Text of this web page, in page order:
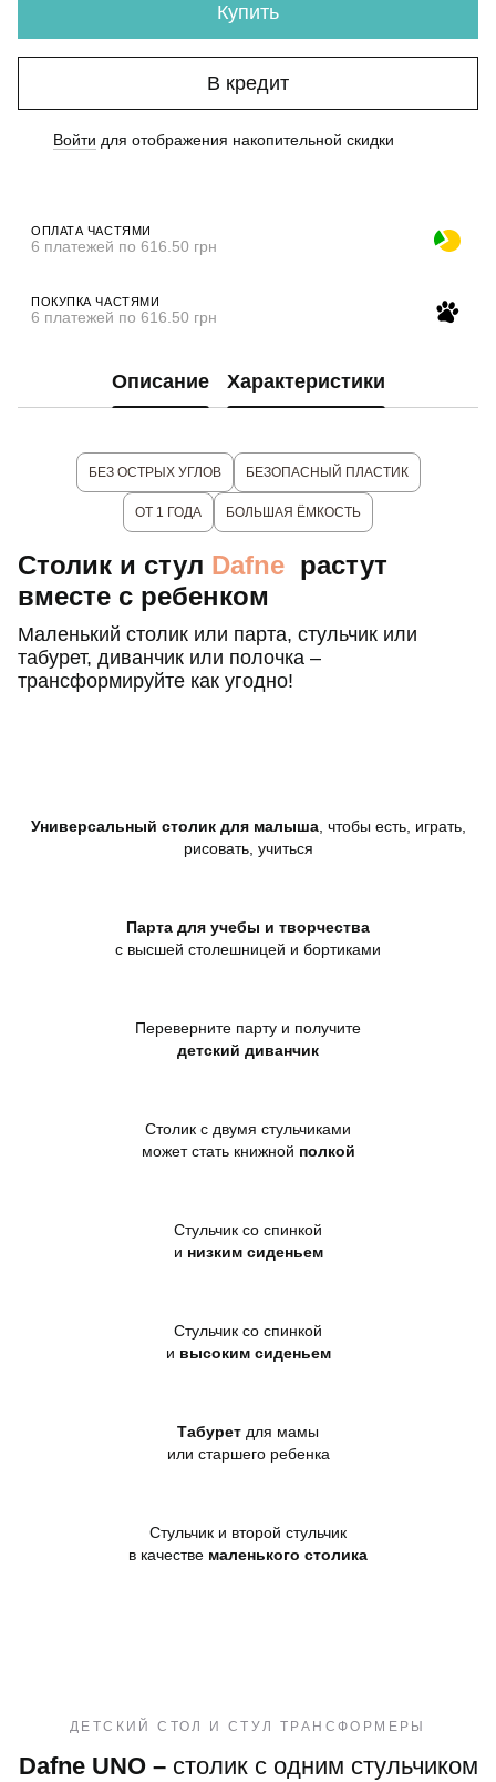
Купить
В кредит
Войти для отображения накопительной скидки
ОПЛАТА ЧАСТЯМИ
6 платежей по 616.50 грн
ПОКУПКА ЧАСТЯМИ
6 платежей по 616.50 грн
Описание Характеристики
БЕЗ ОСТРЫХ УГЛОВ БЕЗОПАСНЫЙ ПЛАСТИК
ОТ 1 ГОДА БОЛЬШАЯ ЁМКОСТЬ
Столик и стул Dafne растут
вместе с ребенком
Маленький столик или парта, стульчик или
табурет, диванчик или полочка –
трансформируйте как угодно!
Универсальный столик для малыша, чтобы есть, играть,
рисовать, учиться
Парта для учебы и творчества
с высшей столешницей и бортиками
Переверните парту и получите
детский диванчик
Столик с двумя стульчиками
может стать книжной полкой
Стульчик со спинкой
и низким сиденьем
Стульчик со спинкой
и высоким сиденьем
Табурет для мамы
или старшего ребенка
Стульчик и второй стульчик
в качестве маленького столика
ДЕТСКИЙ СТОЛ И СТУЛ ТРАНСФОРМЕРЫ
Dafne UNO – столик с одним стульчиком